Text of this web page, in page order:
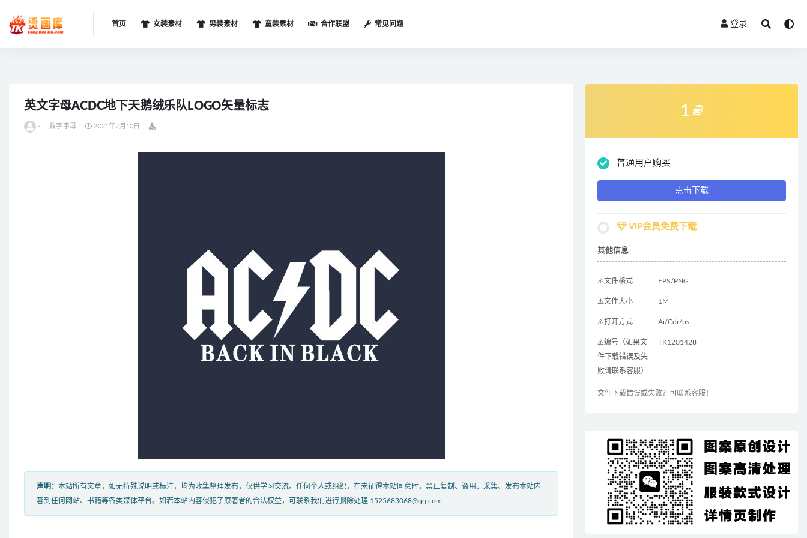
首页 女装素材 男装素材 童装素材 合作联盟 常见问题 登录
英文字母ACDC地下天鹅绒乐队LOGO矢量标志
- 数字字母 2021年2月10日
声明： 本站所有文章，如无特殊说明或标注，均为收集整理发布，仅供学习交流。任何个人或组织，在未征得本站同意时，禁止复制、盗用、采集、发布本站内
容到任何网站、书籍等各类媒体平台。如若本站内容侵犯了原著者的合法权益，可联系我们进行删除处理 1525683068@qq.com
1
普通用户购买
点击下载
VIP会员免费下载
其他信息
⚠️文件格式 EPS/PNG
⚠️文件大小 1M
⚠️打开方式 Ai/Cdr/ps
⚠️编号（如果文
件下载错误及失
败请联系客服）
TK1201428
文件下载错误或失败？可联系客服！